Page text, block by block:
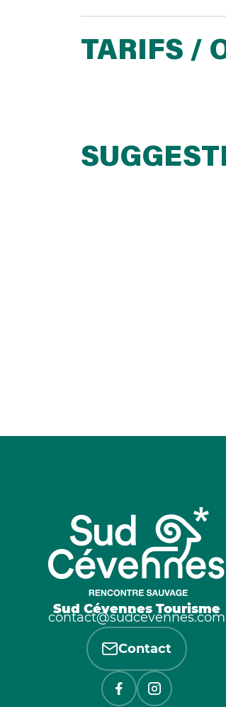
TARIFS /
Sud Cévennes Tourisme
contact@sudcevennes.com
Contact